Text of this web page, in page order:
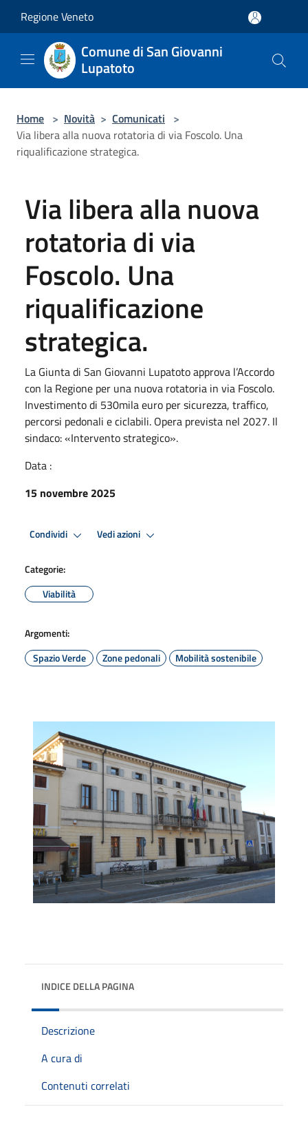
Regione Veneto
Comune di San Giovanni
Lupatoto
Home > Novità > Comunicati >
Via libera alla nuova rotatoria di via Foscolo. Una
riqualificazione strategica.
Via libera alla nuova
rotatoria di via
Foscolo. Una
riqualificazione
strategica.
La Giunta di San Giovanni Lupatoto approva l’Accordo
con la Regione per una nuova rotatoria in via Foscolo.
Investimento di 530mila euro per sicurezza, traffico,
percorsi pedonali e ciclabili. Opera prevista nel 2027. Il
sindaco: «Intervento strategico».
Data :
15 novembre 2025
Condividi Vedi azioni
Categorie:
Viabilità
Argomenti:
Spazio Verde
Zone pedonali Mobilità sostenibile
INDICE DELLA PAGINA
Descrizione
A cura di
Contenuti correlati